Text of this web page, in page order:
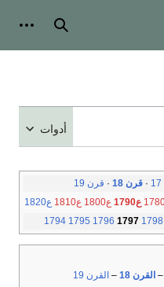
بحث
أدوات
· قرن 18 · قرن 19
ع1790 ع1800 ع1810 ع1820
1794 1795 1796 1797 1798
– القرن 18 – القرن 19